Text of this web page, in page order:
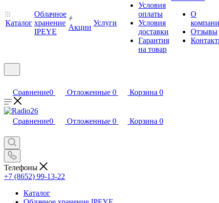
Каталог
Облачное
хранение
IPEYE
Акции
Услуги
Условия
оплаты
Условия
доставки
Гарантия
на товар
О
Отзывы
Сравнение0 Отложенные 0 Корзина 0
Сравнение0 Отложенные 0 Корзина 0
Телефоны
+7 (8652) 99-13-22
Каталог